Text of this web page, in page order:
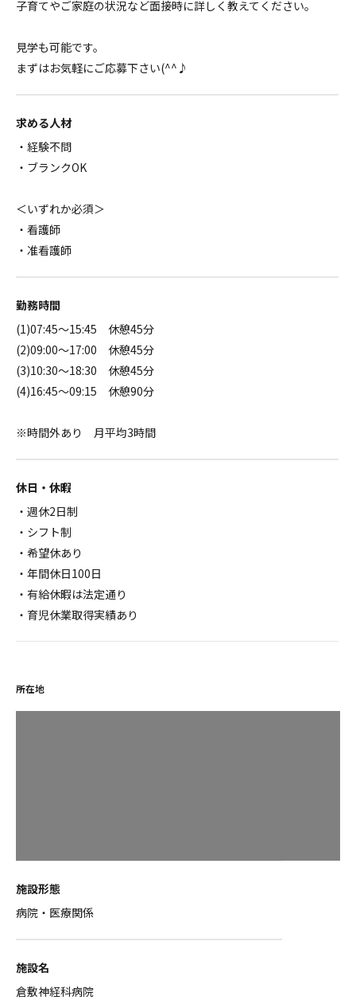
子育てやご家庭の状況など面接時に詳しく教えてください。
見学も可能です。
まずはお気軽にご応募下さい(^^♪
求める人材
・経験不問
・ブランクOK
＜いずれか必須＞
・看護師
・准看護師
勤務時間
(1)07:45～15:45 休憩45分
(2)09:00～17:00 休憩45分
(3)10:30～18:30 休憩45分
(4)16:45～09:15 休憩90分
※時間外あり 月平均3時間
休日・休暇
・週休2日制
・シフト制
・希望休あり
・年間休日100日
・有給休暇は法定通り
・育児休業取得実績あり
所在地
施設形態
病院・医療関係
施設名
倉敷神経科病院